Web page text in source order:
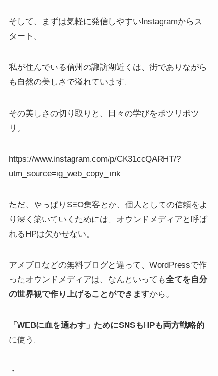
そして、まずは気軽に発信しやすいInstagramからス
タート。
私が住んでいる信州の諏訪湖近くは、街でありながら
も自然の美しさで溢れています。
その美しさの切り取りと、日々の学びをポツリポツ
リ。
https://www.instagram.com/p/CK31ccQARHT/?
utm_source=ig_web_copy_link
ただ、やっぱりSEO集客とか、個人としての信頼をよ
り深く築いていくためには、オウンドメディアと呼ば
れるHPは欠かせない。
アメブロなどの無料ブログと違って、WordPressで作
ったオウンドメディアは、なんといっても全てを自分
の世界観で作り上げることができますから。
「WEBに血を通わす」ためにSNSもHPも両方戦略的
に使う。
・